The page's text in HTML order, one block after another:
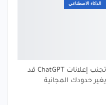
الذكاء الاصطناعي
تجنب إعلانات ChatGPT قد
يغير حدودك المجانية